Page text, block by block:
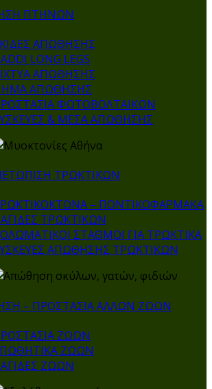
ΠΤΗΝΩΝ
ΑΠΩΘΗΣΗΣ
LONG LEGS
ΑΠΩΘΗΣΗΣ
ΑΠΩΘΗΣΗΣ
ΦΩΤΟΒΟΛΤΑΙΚΩΝ
& ΜΕΣΑ ΑΠΩΘΗΣΗΣ
ΤΡΩΚΤΙΚΩΝ
– ΠΟΝΤΙΚΟΦΑΡΜΑΚA
ΤΡΩΚΤΙΚΩΝ
ΣΤΑΘΜΟΙ ΓΙΑ ΤΡΩΚΤΙΚΑ
ΑΠΩΘΗΣΗΣ ΤΡΩΚΤΙΚΩΝ
– ΠΡΟΣΤΑΣΙΑ ΑΛΛΩΝ ΖΩΩΝ
ΖΩΩΝ
ΖΩΩΝ
ΖΩΩΝ